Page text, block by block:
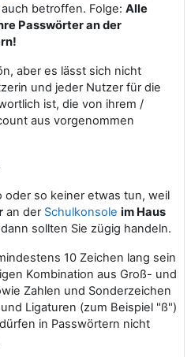
betroffen. Folge: Alle
Passwörter an der
aber es lässt sich nicht
und jeder Nutzer für die
ist, die von ihrem /
aus vorgenommen
oder so keiner etwas tun, weil
an der Schulkonsole im Haus
sollten Sie zügig handeln.
10 Zeichen lang sein
Kombination aus Groß- und
Zahlen und Sonderzeichen
Ligaturen (zum Beispiel "ß")
in Passwörtern nicht